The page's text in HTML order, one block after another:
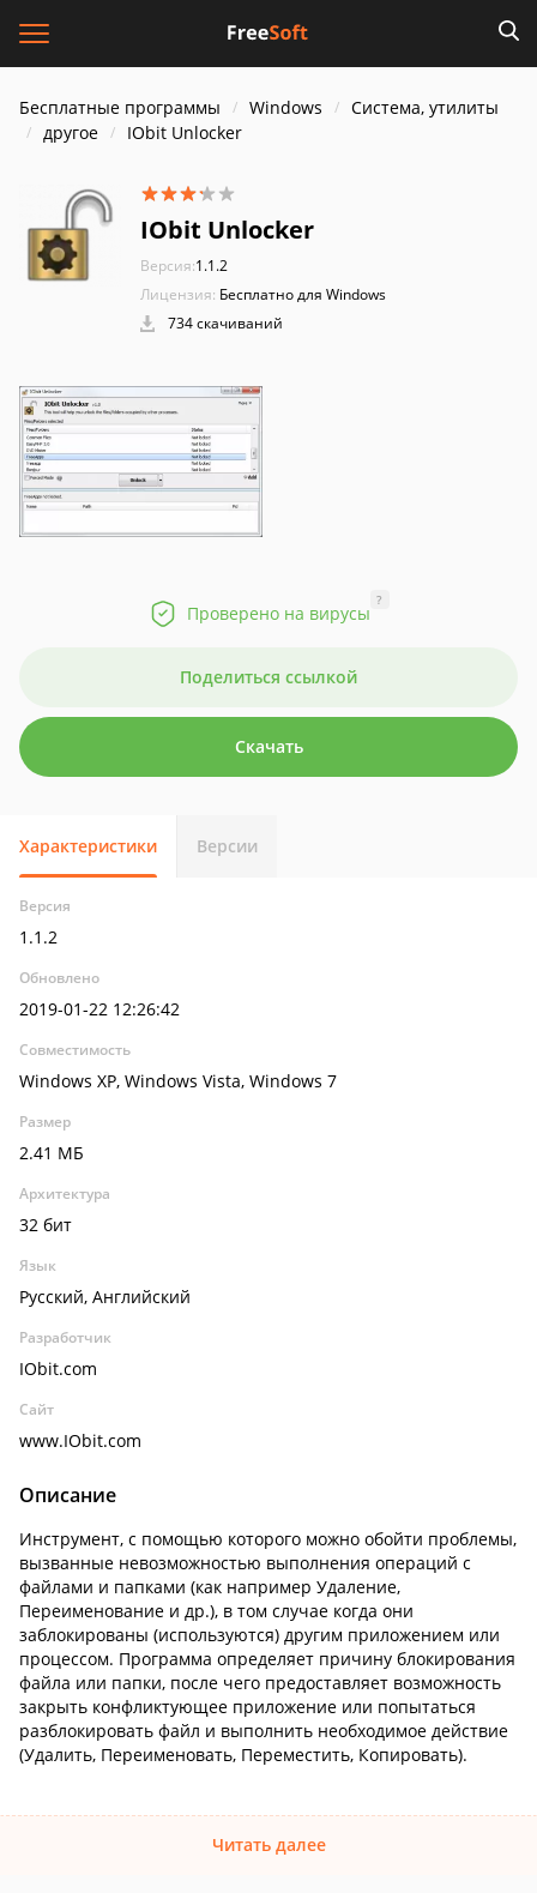
Бесплатные программы Windows
Система, утилиты
другое
IObit Unlocker
IObit Unlocker
Версия:1.1.2
Лицензия: Бесплатно для Windows
734 скачиваний
Проверено на вирусы
?
Поделиться ссылкой
Скачать
Характеристики Версии
Версия
1.1.2
Обновлено
2019-01-22 12:26:42
Совместимость
Windows XP, Windows Vista, Windows 7
Размер
2.41 МБ
Архитектура
32 бит
Язык
Русский, Английский
Разработчик
IObit.com
Сайт
www.IObit.com
Описание
Инструмент, с помощью которого можно обойти проблемы,
вызванные невозможностью выполнения операций с
файлами и папками (как например Удаление,
Переименование и др.), в том случае когда они
заблокированы (используются) другим приложением или
процессом. Программа определяет причину блокирования
файла или папки, после чего предоставляет возможность
закрыть конфликтующее приложение или попытаться
разблокировать файл и выполнить необходимое действие
(Удалить, Переименовать, Переместить, Копировать).
Читать далее